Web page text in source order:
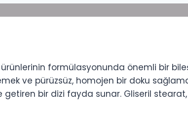
formülasyonunda önemli bir
ve pürüzsüz, homojen bir doku
bir dizi fayda sunar. Gliseril